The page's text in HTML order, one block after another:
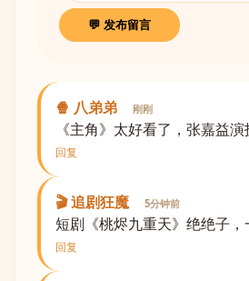
💬 发布留言
🍿 八弟弟 刚刚
《主角》太好看了，张嘉益
回复
🎬 追剧狂魔 5分钟前
短剧《桃烬九重天》绝绝子
回复